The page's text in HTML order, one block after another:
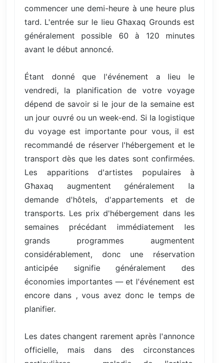
commencer une demi-heure à une heure plus
tard. L'entrée sur le lieu Għaxaq Grounds est
généralement possible 60 à 120 minutes
avant le début annoncé.
Étant donné que l'événement a lieu le
vendredi, la planification de votre voyage
dépend de savoir si le jour de la semaine est
un jour ouvré ou un week-end. Si la logistique
du voyage est importante pour vous, il est
recommandé de réserver l'hébergement et le
transport dès que les dates sont confirmées.
Les apparitions d'artistes populaires à
Għaxaq augmentent généralement la
demande d'hôtels, d'appartements et de
transports. Les prix d'hébergement dans les
semaines précédant immédiatement les
grands programmes augmentent
considérablement, donc une réservation
anticipée signifie généralement des
économies importantes — et l'événement est
encore dans , vous avez donc le temps de
planifier.
Les dates changent rarement après l'annonce
officielle, mais dans des circonstances